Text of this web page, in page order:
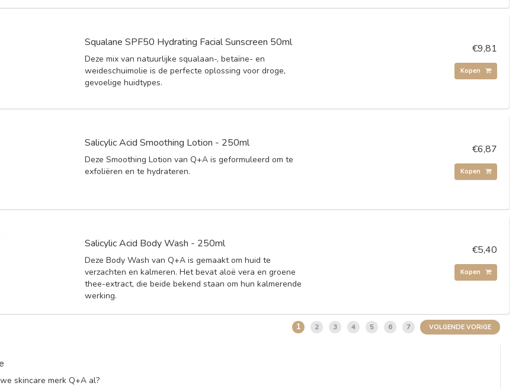
Squalane SPF50 Hydrating Facial Sunscreen 50ml
Deze mix van natuurlijke squalaan-, betaïne- en
weideschuimolie is de perfecte oplossing voor droge,
gevoelige huidtypes.
€9,81
Kopen
Salicylic Acid Smoothing Lotion - 250ml
Deze Smoothing Lotion van Q+A is geformuleerd om te
exfoliëren en te hydrateren.
€6,87
Kopen
Salicylic Acid Body Wash - 250ml
Deze Body Wash van Q+A is gemaakt om huid te
verzachten en kalmeren. Het bevat aloë vera en groene
thee-extract, die beide bekend staan om hun kalmerende
werking.
€5,40
Kopen
1 2 3 4 5 6 7 VOLGENDE VORIGE
skincare merk Q+A al?